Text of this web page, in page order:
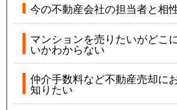
今の不動産会社の担当者と相
マンションを売りたいがどこ
いかわからない
仲介手数料など不動産売却に
知りたい